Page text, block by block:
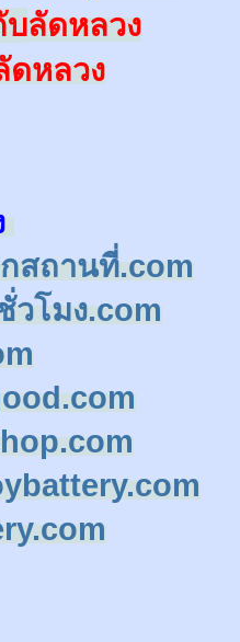
บลัดหลวง
ดหลวง
สถานที่.com
วโมง.com